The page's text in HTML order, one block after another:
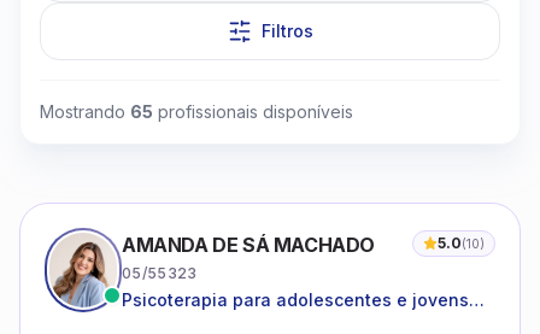
Filtros
Mostrando 65 profissionais disponíveis
AMANDA DE SÁ MACHADO 5.0(10)
05/55323
Psicoterapia para adolescentes e jovens